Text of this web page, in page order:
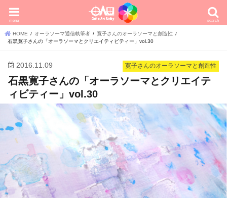
search
menu
HOME オーラソーマ通信執筆者
寛子さんのオーラソーマと創造性
石黒寛子さんの「オーラソーマとクリエイティビティー」vol.30
寛子さんのオーラソーマと創造性
2016.11.09
石黒寛子さんの「オーラソーマとクリエイテ
ィビティー」vol.30